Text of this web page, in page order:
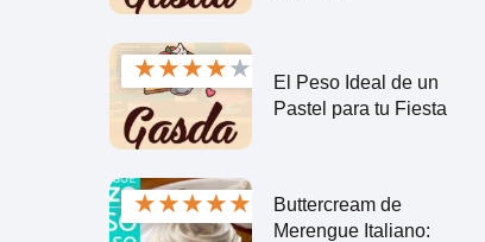
★★★★★
El Peso Ideal de un
Pastel para tu Fiesta
★★★★★
Buttercream de
Merengue Italiano: